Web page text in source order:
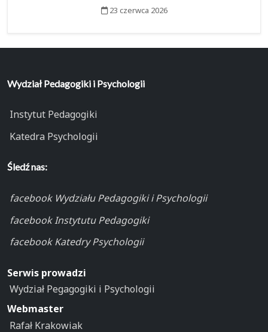
23 czerwca 2026
Wydział Pedagogiki i Psychologii
Instytut Pedagogiki
Katedra Psychologii
Śledź nas:
facebook Wydziału Pedagogiki i Psychologii
facebook Instytutu Pedagogiki
facebook Katedry Psychologii
Serwis prowadzi
Wydział Pegagogiki i Psychologii
Webmaster
Rafał Krakowiak